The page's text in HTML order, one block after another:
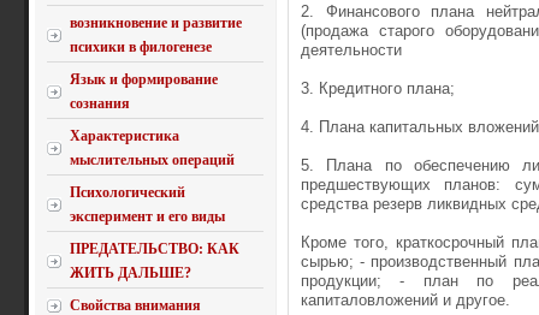
возникновение и развитие
психики в филогенезе
Язык и формирование
сознания
Характеристика
мыслительных операций
Психологический
эксперимент и его виды
ПРЕДАТЕЛЬСТВО: КАК
ЖИТЬ ДАЛЬШЕ?
Свойства внимания
2. Финансового плана
(продажа старого
деятельности
3. Кредитного плана;
4. Плана капитальных
5. Плана по обеспечению
предшествующих планов:
средства резерв ликвидных
Кроме того, краткосрочный
сырью; - производственный
продукции; - план по
капиталовложений и другое.